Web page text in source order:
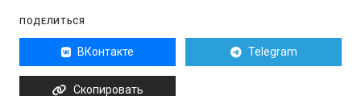
ПОДЕЛИТЬСЯ
ВКонтакте Telegram
Скопировать